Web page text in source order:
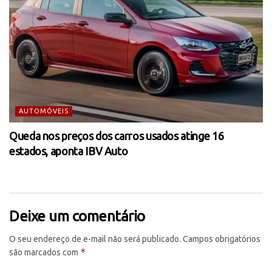
AUTOMÓVEIS
Queda nos preços dos carros usados atinge 16
estados, aponta IBV Auto
Deixe um comentário
O seu endereço de e-mail não será publicado. Campos obrigatórios
são marcados com *